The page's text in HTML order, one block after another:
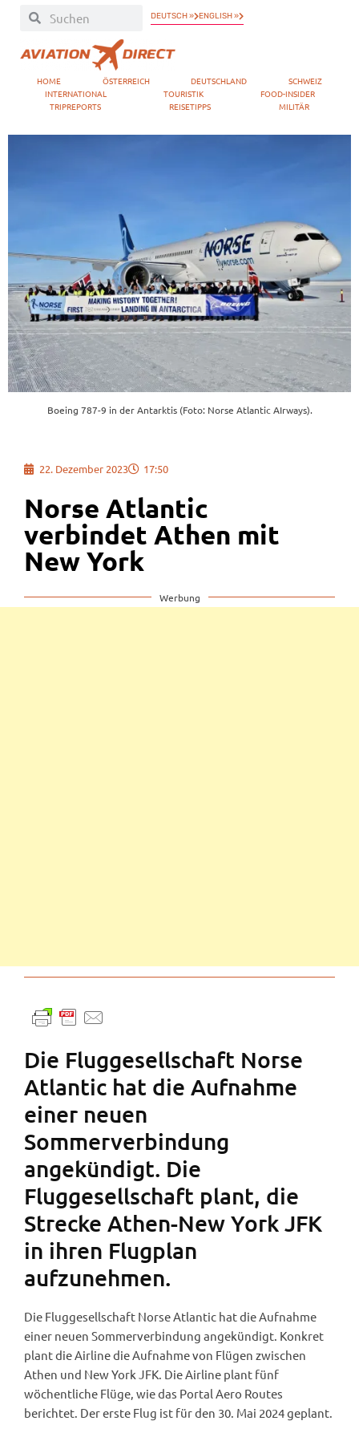
DEUTSCH » ENGLISH »
HOME ÖSTERREICH DEUTSCHLAND
SCHWEIZ
INTERNATIONAL
TOURISTIK
FOOD-INSIDER
TRIPREPORTS
REISETIPPS MILITÄR
Boeing 787-9 in der Antarktis (Foto: Norse Atlantic AIrways).
22. Dezember 2023 17:50
Norse Atlantic
verbindet Athen mit
New York
Werbung
Die Fluggesellschaft Norse
Atlantic hat die Aufnahme
einer neuen
Sommerverbindung
angekündigt. Die
Fluggesellschaft plant, die
Strecke Athen-New York JFK
in ihren Flugplan
aufzunehmen.
Die Fluggesellschaft Norse Atlantic hat die Aufnahme
einer neuen Sommerverbindung angekündigt. Konkret
plant die Airline die Aufnahme von Flügen zwischen
Athen und New York JFK. Die Airline plant fünf
wöchentliche Flüge, wie das Portal Aero Routes
berichtet. Der erste Flug ist für den 30. Mai 2024 geplant.